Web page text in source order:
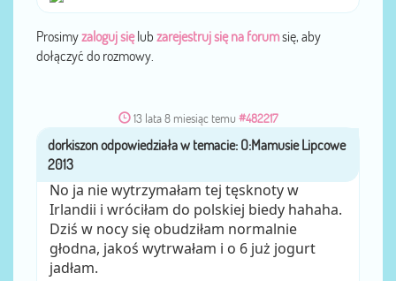
Prosimyzaloguj sięlub zarejestruj się na forumsię, aby
dołączyć do rozmowy.
13 lata 8 miesiąc temu #482217
przezdorkiszon
No ja nie wytrzymałam tej tęsknoty w
Irlandii i wróciłam do polskiej biedy hahaha.
Dziś w nocy się obudziłam normalnie
głodna, jakoś wytrwałam i o 6 już jogurt
jadłam.